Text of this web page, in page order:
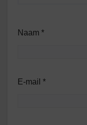
Naam *
E-mail *